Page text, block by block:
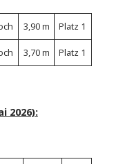
3,90 m Platz 1
3,70 m Platz 1
2026):